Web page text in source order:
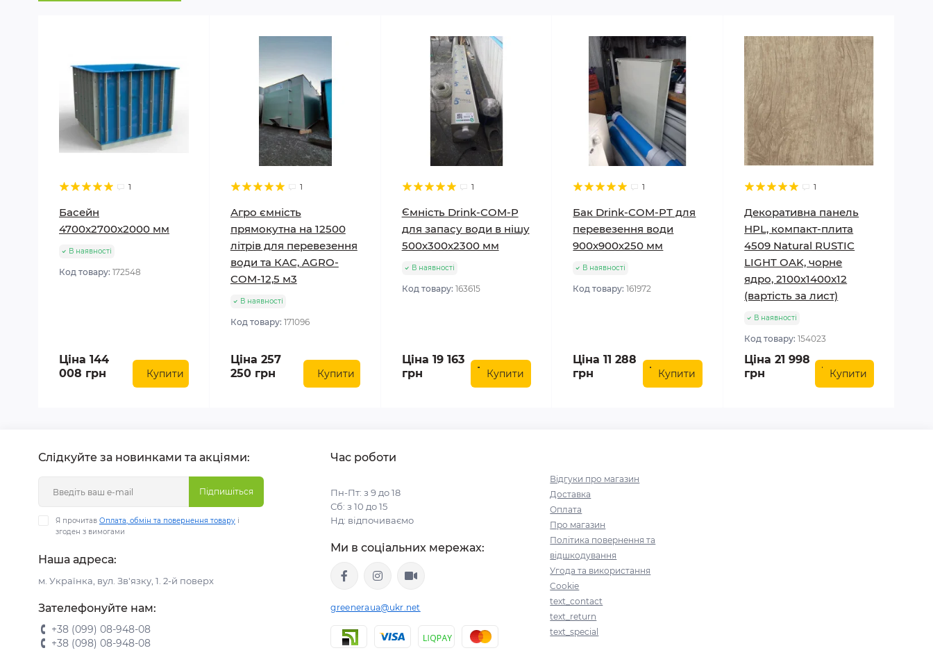
1
Басейн
4700х2700х2000 мм
В наявності
Код товару: 172548
Ціна 144
008 грн
Купити
1
Агро ємність
прямокутна на 12500
літрів для перевезення
води та КАС, AGRO-
COM-12,5 м3
В наявності
Код товару: 171096
Ціна 257
250 грн
Купити
1
Ємність Drink-COM-P
для запасу води в нішу
500х300х2300 мм
В наявності
Код товару: 163615
Ціна 19 163
грн
Купити
1
Бак Drink-COM-PТ для
перевезення води
900х900х250 мм
В наявності
Код товару:161972
Ціна 11 288
грн
Купити
1
Декоративна панель
HPL, компакт-плита
4509 Natural RUSTIC
LIGHT OAK, чорне
ядро, 2100х1400x12
(вартість за лист)
В наявності
Код товару:154023
Ціна 21 998
грн
Купити
Слідкуйте за новинками та акціями:
Підпишіться
Я прочитав Оплата, обмін та повернення товару і
згоден з вимогами
Наша адреса:
м. Українка, вул. Зв'язку, 1. 2-й поверх
Зателефонуйте нам:
+38 (099) 08-948-08
+38 (098) 08-948-08
Час роботи
Пн-Пт: з 9 до 18
Сб: з 10 до 15
Нд: відпочиваємо
Ми в соціальних мережах:
greeneraua@ukr.net
Відгуки про магазин
Доставка
Оплата
Про магазин
Політика повернення та
відшкодування
Угода та використання
Cookie
text_contact
text_return
text_special